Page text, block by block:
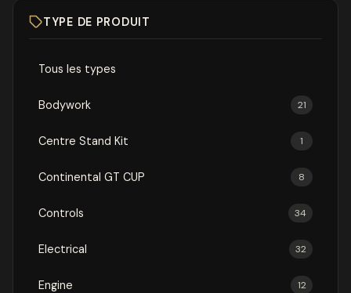
TYPE DE PRODUIT
Tous les types
Bodywork 21
Centre Stand Kit 1
Continental GT CUP 8
Controls 34
Electrical 32
Engine 12